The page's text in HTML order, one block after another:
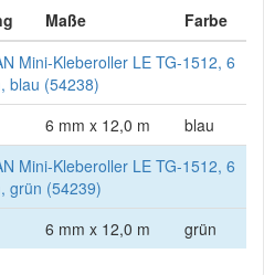
Maße
Farbe
Mini-Kleberoller LE TG-1512, 6
blau (54238)
6 mm x 12,0 m
blau
Mini-Kleberoller LE TG-1512, 6
grün (54239)
6 mm x 12,0 m grün